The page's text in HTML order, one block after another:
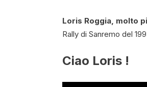
Loris Roggia, molto
Rally di Sanremo del
Ciao Loris !